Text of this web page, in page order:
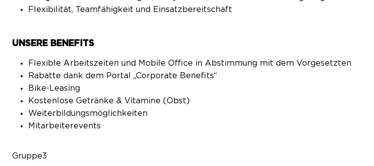
Flexibilität, Teamfähigkeit und Einsatzbereitschaft
UNSERE BENEFITS
Flexible Arbeitszeiten und Mobile Office in Abstimmung mit dem Vorgesetzten
Rabatte dank dem Portal „Corporate Benefits“
Bike-Leasing
Kostenlose Getränke & Vitamine (Obst)
Weiterbildungsmöglichkeiten
Mitarbeiterevents
Gruppe3